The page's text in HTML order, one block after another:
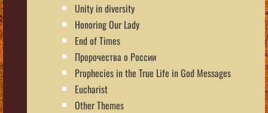
Unity in diversity
Honoring Our Lady
End of Times
Пророчества о России
Prophecies in the True Life in God Messages
Eucharist
Other Themes